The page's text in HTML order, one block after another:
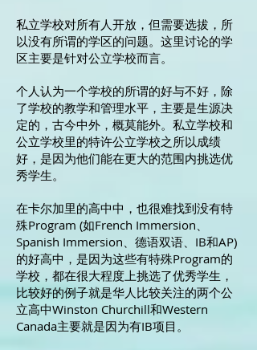
私立学校对所有人开放，但需要选拔，所
以没有所谓的学区的问题。这里讨论的学
区主要是针对公立学校而言。
个人认为一个学校的所谓的好与不好，除
了学校的教学和管理水平，主要是生源决
定的，古今中外，概莫能外。私立学校和
公立学校里的特许公立学校之所以成绩
好，是因为他们能在更大的范围内挑选优
秀学生。
在卡尔加里的高中中，也很难找到没有特
殊Program (如French Immersion、
Spanish Immersion、德语双语、IB和AP)
的好高中，是因为这些有特殊Program的
学校，都在很大程度上挑选了优秀学生，
比较好的例子就是华人比较关注的两个公
立高中Winston Churchill和Western
Canada主要就是因为有IB项目。